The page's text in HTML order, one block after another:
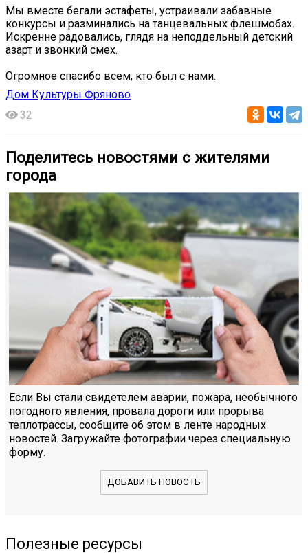
Мы вместе бегали эстафеты, устраивали забавные
конкурсы и разминались на танцевальных флешмобах.
Искренне радовались, глядя на неподдельный детский
азарт и звонкий смех.
Огромное спасибо всем, кто был с нами.
Дом Культуры Фряново
32
Поделитесь новостями с жителями
города
Если Вы стали свидетелем аварии, пожара, необычного
погодного явления, провала дороги или прорыва
теплотрассы, сообщите об этом в ленте народных
новостей. Загружайте фотографии через специальную
форму.
ДОБАВИТЬ НОВОСТЬ
Полезные ресурсы